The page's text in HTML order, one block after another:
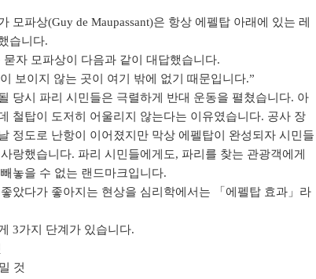
모파상(Guy de Maupassant)은 항상 에펠탑 아래에 있는 레
습니다.
자 모파상이 다음과 같이 대답했습니다.
보이지 않는 곳이 여기 밖에 없기 때문입니다.”
당시 파리 시민들은 극렬하게 반대 운동을 펼쳤습니다. 아
철탑이 도저히 어울리지 않는다는 이유였습니다. 공사 장
정도로 난항이 이어졌지만 막상 에펠탑이 완성되자 시민들
랑했습니다. 파리 시민들에게도, 파리를 찾는 관광객에게
놓을 수 없는 랜드마크입니다.
았다가 좋아지는 현상을 심리학에서는 「에펠탑 효과」라
3가지 단계가 있습니다.
것